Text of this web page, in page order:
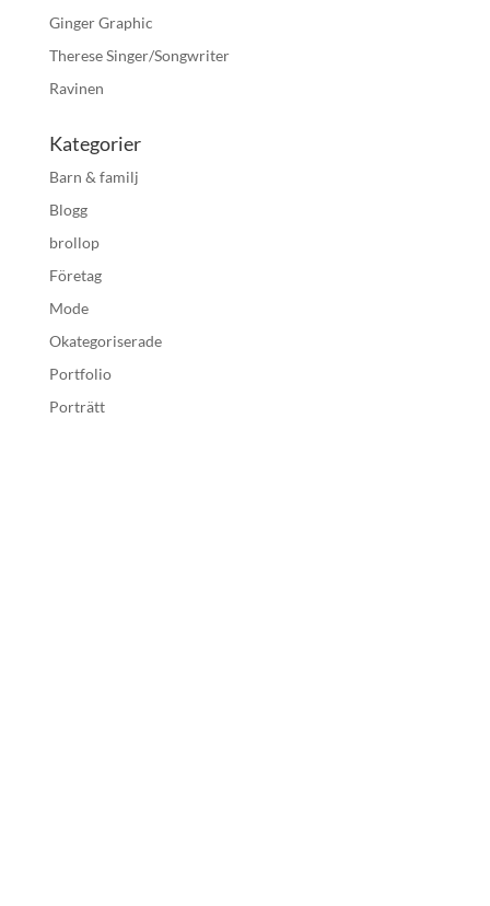
Ginger Graphic
Therese Singer/Songwriter
Ravinen
Kategorier
Barn & familj
Blogg
brollop
Företag
Mode
Okategoriserade
Portfolio
Porträtt